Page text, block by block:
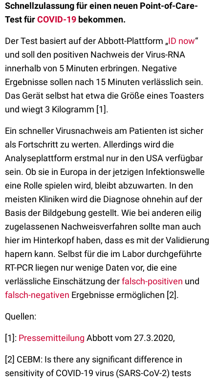
Schnellzulassung für einen neuen Point-of-Care-
Test fürCOVID-19 bekommen.
Der Test basiert auf der Abbott-Plattform „ID now“
und soll den positiven Nachweis der Virus-RNA
innerhalb von 5 Minuten erbringen. Negative
Ergebnisse sollen nach 15 Minuten verlässlich sein.
Das Gerät selbst hat etwa die Größe eines Toasters
und wiegt 3 Kilogramm [1].
Ein schneller Virusnachweis am Patienten ist sicher
als Fortschritt zu werten. Allerdings wird die
Analyseplattform erstmal nur in den USA verfügbar
sein. Ob sie in Europa in der jetzigen Infektionswelle
eine Rolle spielen wird, bleibt abzuwarten. In den
meisten Kliniken wird die Diagnose ohnehin auf der
Basis der Bildgebung gestellt. Wie bei anderen eilig
zugelassenen Nachweisverfahren sollte man auch
hier im Hinterkopf haben, dass es mit der Validierung
hapern kann. Selbst für die im Labor durchgeführte
RT-PCR liegen nur wenige Daten vor, die eine
verlässliche Einschätzung derfalsch-positiven und
falsch-negativen Ergebnisse ermöglichen [2].
Quellen:
[1]: Pressemitteilung Abbott vom 27.3.2020,
[2] CEBM: Is there any significant difference in
sensitivity of COVID-19 virus (SARS-CoV-2) tests